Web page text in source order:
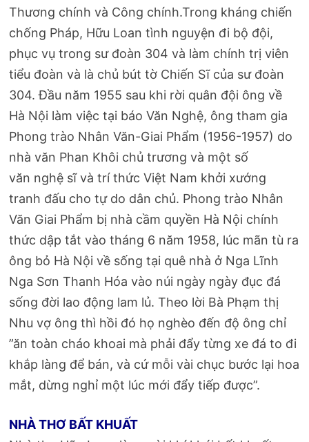
Thương chính và Công chính.Trong kháng chiến
chống Pháp, Hữu Loan tình nguyện đi bộ đội,
phục vụ trong sư đoàn 304 và làm chính trị viên
tiểu đoàn và là chủ bút tờ Chiến Sĩ của sư đoàn
304. Đầu năm 1955 sau khi rời quân đội ông về
Hà Nội làm việc tại báo Văn Nghệ, ông tham gia
Phong trào Nhân Văn-Giai Phẩm (1956-1957) do
nhà văn Phan Khôi chủ trương và một số
văn nghệ sĩ và trí thức Việt Nam khởi xướng
tranh đấu cho tự do dân chủ. Phong trào Nhân
Văn Giai Phẩm bị nhà cầm quyền Hà Nội chính
thức dập tắt vào tháng 6 năm 1958, lúc mãn tù ra
ông bỏ Hà Nội về sống tại quê nhà ở Nga Lĩnh
Nga Sơn Thanh Hóa vào núi ngày ngày đục đá
sống đời lao động lam lủ. Theo lời Bà Phạm thị
Nhu vợ ông thì hồi đó họ nghèo đến độ ông chỉ
”ăn toàn cháo khoai mà phải đẩy từng xe đá to đi
khắp làng để bán, và cứ mỗi vài chục bước lại hoa
mắt, dừng nghỉ một lúc mới đẩy tiếp được”.
NHÀ THƠ BẤT KHUẤT